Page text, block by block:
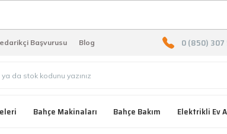
Başvurusu Blog 0 (850) 307
Bahçe Makinaları Bahçe Bakım Elektrikli Ev